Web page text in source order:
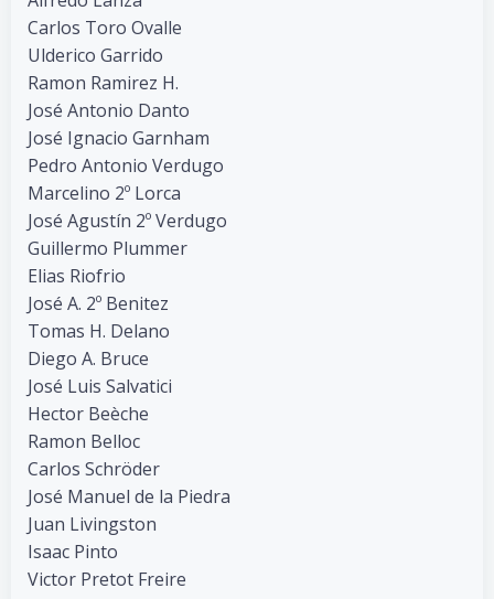
Carlos Toro Ovalle
Ulderico Garrido
Ramon Ramirez H.
José Antonio Danto
José Ignacio Garnham
Pedro Antonio Verdugo
Marcelino 2º Lorca
José Agustín 2º Verdugo
Guillermo Plummer
Elias Riofrio
José A. 2º Benitez
Tomas H. Delano
Diego A. Bruce
José Luis Salvatici
Hector Beèche
Ramon Belloc
Carlos Schröder
José Manuel de la Piedra
Juan Livingston
Isaac Pinto
Victor Pretot Freire